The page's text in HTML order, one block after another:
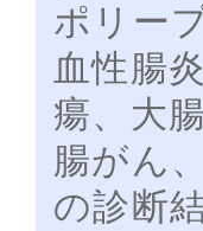
ポリー
血性腸
瘍、大
腸がん
の診断